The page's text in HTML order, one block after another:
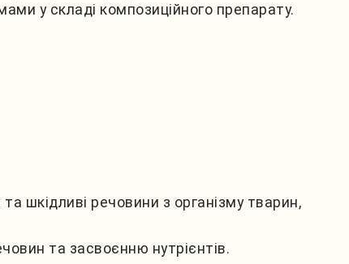
у складі композиційного препарату.
шкідливі речовини з організму тварин,
та засвоєнню нутрієнтів.